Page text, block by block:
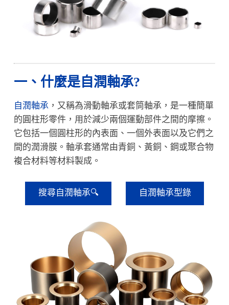
一、什麼是自潤軸承?
自潤軸承，又稱為滑動軸承或套筒軸承，是一種簡單
的圓柱形零件，用於減少兩個運動部件之間的摩擦。
它包括一個圓柱形的內表面、一個外表面以及它們之
間的潤滑膜。軸承套通常由青銅、黃銅、鋼或聚合物
複合材料等材料製成。
搜尋自潤軸承🔍 自潤軸承型錄